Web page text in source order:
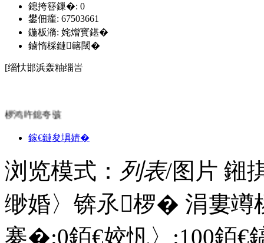
鎴挎簮鏁�: 0
鐢佃瘽: 67503661
鍦板潃: 姹熷寳鍖�
鏀惰棌鏈簵閾�
[缁忕邯浜轰粙缁峕
椤鸿吘鎴夸骇
鎵€鏈夋埧婧�
浏览模式： 列表/图片 鎺
缈婚〉锛氶椤� 涓婁
褰�:0銆€姣忛〉:100銆€